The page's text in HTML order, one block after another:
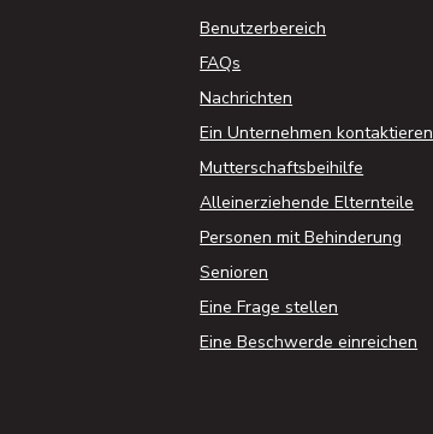
Benutzerbereich
FAQs
Nachrichten
Ein Unternehmen kontaktieren
Mutterschaftsbeihilfe
Alleinerziehende Elternteile
Personen mit Behinderung
Senioren
Eine Frage stellen
Eine Beschwerde einreichen